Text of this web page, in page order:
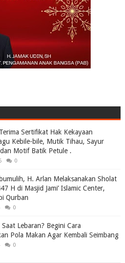
Sertifikat Hak Kekayaan
Kebile-bile, Mutik Tihau, Sayur
Motif Batik Petule .
0
H. Arlan Melaksanakan Sholat
H di Masjid Jami’ Islamic Center,
Qurban
0
Lebaran? Begini Cara
Pola Makan Agar Kembali Seimbang
0